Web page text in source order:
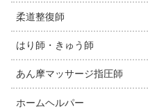
柔道整復師
はり師・きゅう師
あん摩マッサージ指圧師
ホームヘルパー